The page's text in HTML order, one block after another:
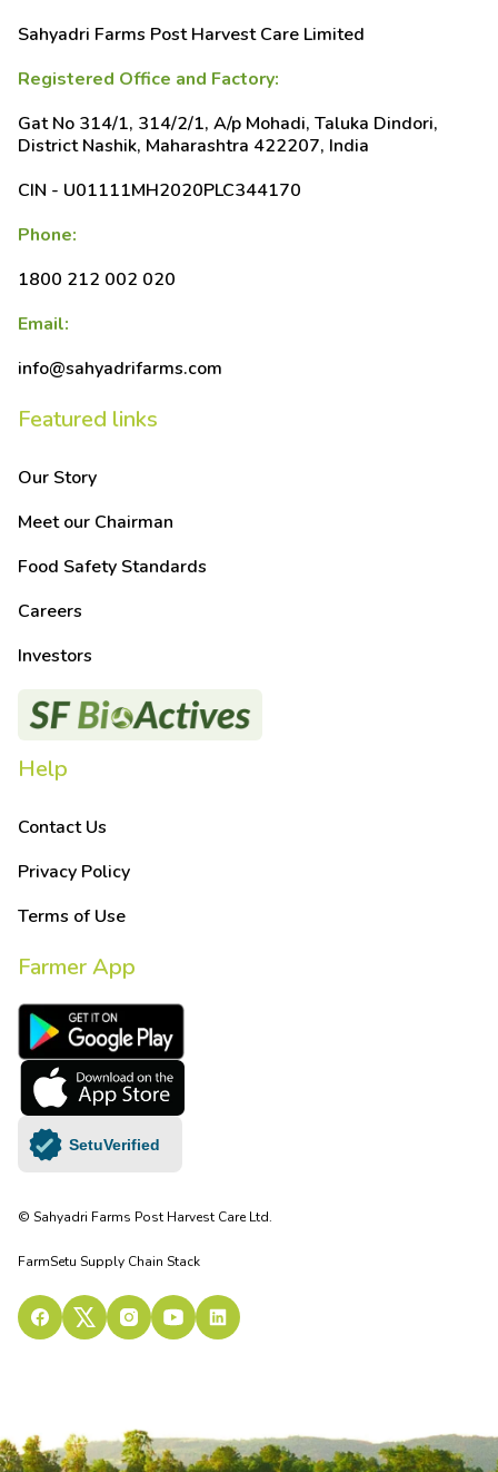
Sahyadri Farms Post Harvest Care Limited
Registered Office and Factory:
Gat No 314/1, 314/2/1, A/p Mohadi, Taluka Dindori,
District Nashik, Maharashtra 422207, India
CIN - U01111MH2020PLC344170
Phone:
1800 212 002 020
Email:
info@sahyadrifarms.com
Featured links
Our Story
Meet our Chairman
Food Safety Standards
Careers
Investors
Help
Contact Us
Privacy Policy
Terms of Use
Farmer App
SetuVerified
© Sahyadri Farms Post Harvest Care Ltd.
FarmSetu Supply Chain Stack